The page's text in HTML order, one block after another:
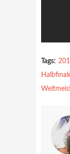
Tags: